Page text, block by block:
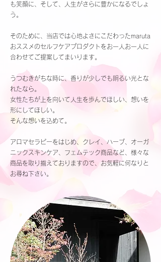
も笑顔に、そして、人生がさらに豊かになるでしょ
う。
そのために、当店では心地よさにこだわったmaruta
おススメのセルフケアプロダクトをお一人お一人に
合わせてご提案してまいります。
うつむきがちな時に、香りが少しでも明るい光とな
れたなら。
女性たちが上を向いて人生を歩んでほしい、想いを
形にしてほしい。
そんな想いを込めて。
アロマセラピーをはじめ、クレイ、ハーブ、オーガ
ニックスキンケア、フェムテック商品など、様々な
商品を取り揃えておりますので、お気軽に何なりと
お尋ね下さい。